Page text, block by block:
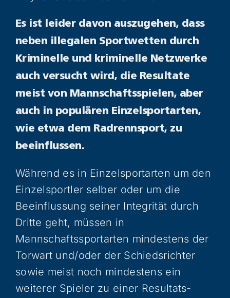
Es ist leider davon auszugehen, dass
neben illegalen Sportwetten durch
Kriminelle und kriminelle Netzwerke
auch versucht wird, die Resultate
meist von Mannschaftsspielen, aber
auch in populären Einzelsportarten,
wie etwa dem Radrennsport, zu
beeinflussen.
Während es in Einzelsportarten um den
Einzelsportler selber oder um die
Beeinflussung seiner Integrität durch
Dritte geht, müssen in
Mannschaftssportarten mindestens der
Torwart und/oder der Schiedsrichter
sowie meist noch mindestens ein
weiterer Spieler zu einer Resultats-